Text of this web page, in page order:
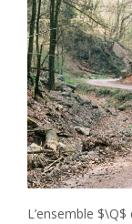
L’ensemble